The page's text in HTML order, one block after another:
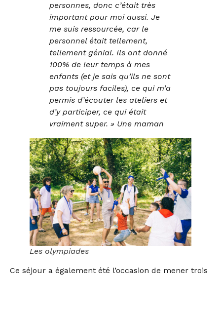
personnes, donc c’était très
important pour moi aussi. Je
me suis ressourcée, car le
personnel était tellement,
tellement génial. Ils ont donné
100% de leur temps à mes
enfants (et je sais qu’ils ne sont
pas toujours faciles), ce qui m’a
permis d’écouter les ateliers et
d’y participer, ce qui était
vraiment super. » Une maman
Les olympiades
Ce séjour a également été l’occasion de mener trois